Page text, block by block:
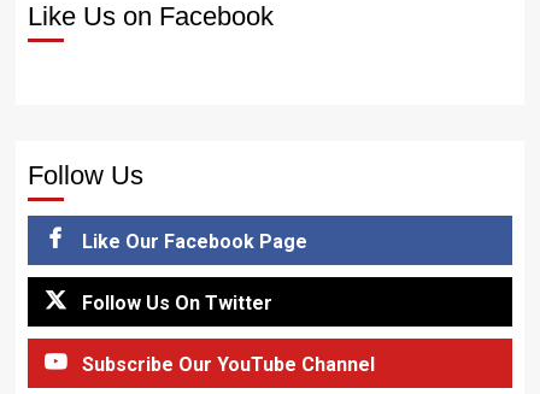
Like Us on Facebook
Follow Us
Like Our Facebook Page
Follow Us On Twitter
Subscribe Our YouTube Channel